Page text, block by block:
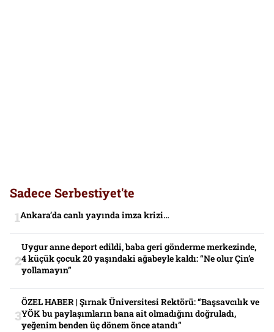
Sadece Serbestiyet'te
Ankara’da canlı yayında imza krizi…
Uygur anne deport edildi, baba geri gönderme merkezinde,
4 küçük çocuk 20 yaşındaki ağabeyle kaldı: “Ne olur Çin’e
yollamayın”
ÖZEL HABER | Şırnak Üniversitesi Rektörü: “Başsavcılık ve
YÖK bu paylaşımların bana ait olmadığını doğruladı,
yeğenim benden üç dönem önce atandı”